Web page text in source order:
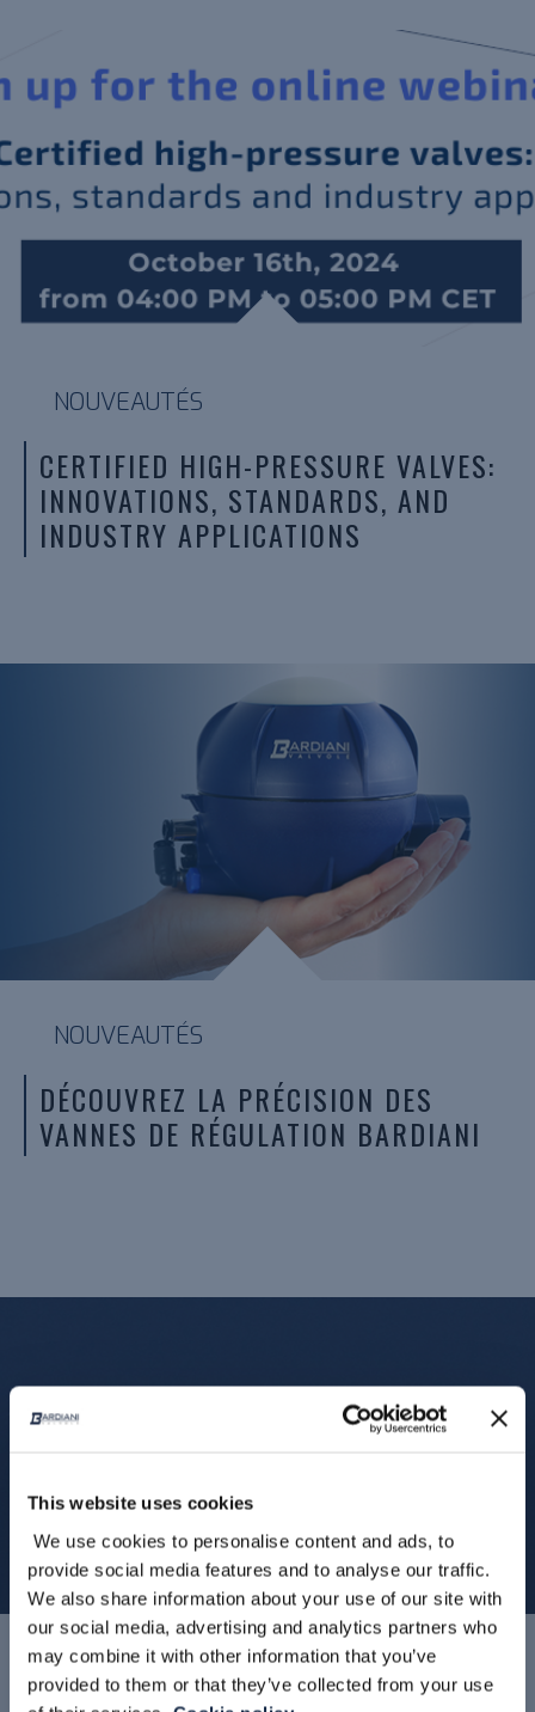
This website uses cookies
We use cookies to personalise content and ads, to
provide social media features and to analyse our traffic.
We also share information about your use of our site with
our social media, advertising and analytics partners who
may combine it with other information that you’ve
provided to them or that they’ve collected from your use
CERTIFIED HIGH-PRESSURE VALVES:
INNOVATIONS, STANDARDS, AND
INDUSTRY APPLICATIONS
NOUVEAUTÉS
DÉCOUVREZ LA PRÉCISION DES
VANNES DE RÉGULATION BARDIANI
NOUVEAUTÉS
NOUVEAUTÉS